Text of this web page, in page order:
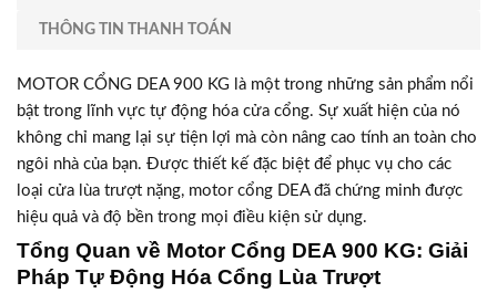
THÔNG TIN THANH TOÁN
MOTOR CỔNG DEA 900 KG là một trong những sản phẩm nổi
bật trong lĩnh vực tự động hóa cửa cổng. Sự xuất hiện của nó
không chỉ mang lại sự tiện lợi mà còn nâng cao tính an toàn cho
ngôi nhà của bạn. Được thiết kế đặc biệt để phục vụ cho các
loại cửa lùa trượt nặng, motor cổng DEA đã chứng minh được
hiệu quả và độ bền trong mọi điều kiện sử dụng.
Tổng Quan về Motor Cổng DEA 900 KG: Giải
Pháp Tự Động Hóa Cổng Lùa Trượt